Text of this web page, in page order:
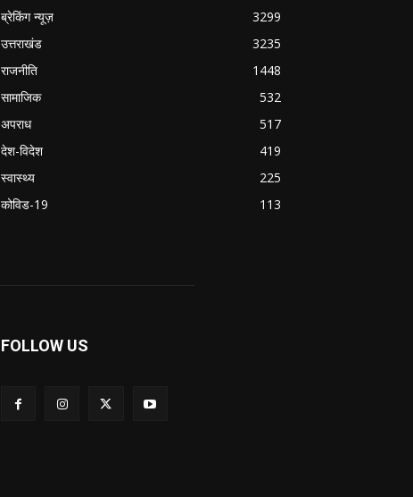
ब्रेकिंग न्यूज़
3299
उत्तराखंड
3235
राजनीति
1448
सामाजिक
532
अपराध
517
देश-विदेश
419
स्वास्थ्य
225
कोविड-19
113
FOLLOW US